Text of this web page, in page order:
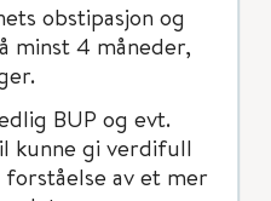
obstipasjon og
minst 4 måneder,
BUP og evt.
kunne gi verdifull
av et mer